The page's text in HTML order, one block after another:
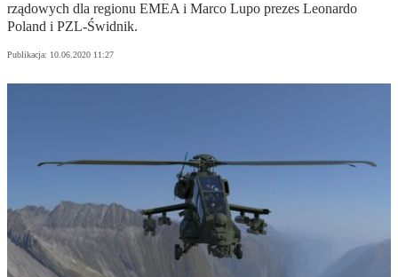
rządowych dla regionu EMEA i Marco Lupo prezes Leonardo
Poland i PZL-Świdnik.
Publikacja: 10.06.2020 11:27